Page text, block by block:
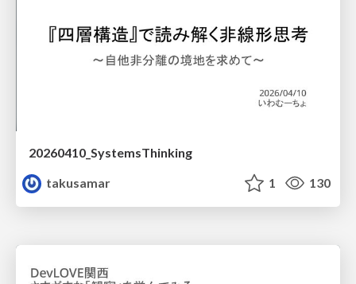
20260410_SystemsThinking
takusamar
1 130